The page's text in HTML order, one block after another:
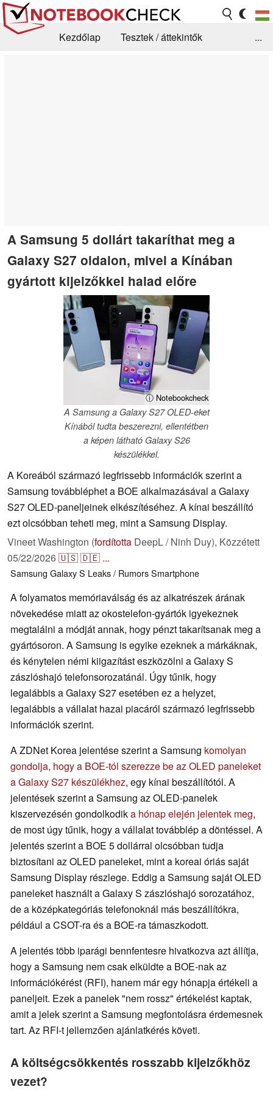
Kezdőlap
Tesztek / áttekintők
...
A Samsung 5 dollárt takaríthat meg a
Galaxy S27 oldalon, mivel a Kínában
gyártott kijelzőkkel halad előre
ⓘ Notebookcheck
A Samsung a Galaxy S27 OLED-eket
Kínából tudta beszerezni, ellentétben
a képen látható Galaxy S26
készülékkel.
A Koreából származó legfrissebb információk szerint a
Samsung továbbléphet a BOE alkalmazásával a Galaxy
S27 OLED-paneljeinek elkészítéséhez. A kínai beszállító
ezt olcsóbban teheti meg, mint a Samsung Display.
Vineet Washington (fordította DeepL / Ninh Duy), Közzétett
05/22/2026🇺🇸🇩🇪 ...
Samsung Galaxy S Leaks / RumorsSmartphone
A folyamatos memóriaválság és az alkatrészek árának
növekedése miatt az okostelefon-gyártók igyekeznek
megtalálni a módját annak, hogy pénzt takarítsanak meg a
gyártósoron. A Samsung is egyike ezeknek a márkáknak,
és kénytelen némi kiigazítást eszközölni a Galaxy S
zászlóshajó telefonsorozatánál. Úgy tűnik, hogy
legalábbis a Galaxy S27 esetében ez a helyzet,
legalábbis a vállalat hazai piacáról származó legfrissebb
információk szerint.
A ZDNet Korea jelentése szerint a Samsung komolyan
gondolja, hogy a BOE-tól szerezze be az OLED paneleket
a Galaxy S27 készülékhez, egy kínai beszállítótól. A
jelentések szerint a Samsung az OLED-panelek
kiszervezésén gondolkodika hónap elején jelentek meg,
de most úgy tűnik, hogy a vállalat továbblép a döntéssel. A
jelentés szerint a BOE 5 dollárral olcsóbban tudja
biztosítani az OLED paneleket, mint a koreai óriás saját
Samsung Display részlege. Eddig a Samsung saját OLED
paneleket használt a Galaxy S zászlóshajó sorozatához,
de a középkategóriás telefonoknál más beszállítókra,
például a CSOT-ra és a BOE-ra támaszkodott.
A jelentés több iparági bennfentesre hivatkozva azt állítja,
hogy a Samsung nem csak elküldte a BOE-nak az
információkérést (RFI), hanem már egy hónapja értékeli a
paneljeit. Ezek a panelek "nem rossz" értékelést kaptak,
amit a jelek szerint a Samsung megfontolásra érdemesnek
tart. Az RFI-t jellemzően ajánlatkérés követi.
A költségcsökkentés rosszabb kijelzőkhöz
vezet?